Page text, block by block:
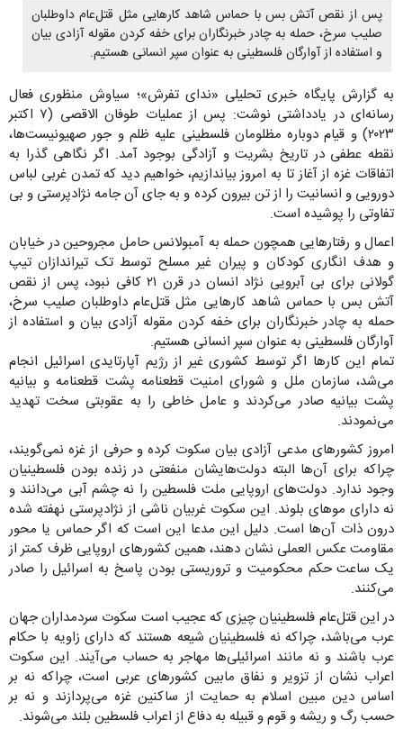
پس از نقص آتش بس با حماس شاهد کارهایی مثل قتل‌عام داوطلبان
صلیب سرخ، حمله به چادر خبرنگاران برای خفه کردن مقوله آزادی بیان
و استفاده از آوارگان فلسطینی به عنوان سپر انسانی هستیم.
به گزارش پایگاه خبری تحلیلی «ندای تفرش»؛ سیاوش منظوری فعال
رسانه‌ای در یادداشتی نوشت: پس از عملیات طوفان الاقصی (۷ اکتبر
۲۰۲۳) و قیام دوباره مظلومان فلسطینی علیه ظلم و جور صهیونیست‌ها،
نقطه عطفی در تاریخ بشریت و آزادگی بوجود آمد. اگر نگاهی گذرا به
اتفاقات غزه از آغاز تا به امروز بیاندازیم، خواهیم دید که تمدن غربی لباس
دورویی و انسانیت را از تن بیرون کرده و به جای آن جامه نژادپرستی و بی
تفاوتی را پوشیده است.
اعمال و رفتارهایی همچون حمله به آمبولانس حامل مجروحین در خیابان
و هدف انگاری کودکان و پیران غیر مسلح توسط تک تیراندازان تیپ
گولانی برای بی آبرویی نژاد انسان در قرن ۲۱ کافی نبود، پس از نقص
آتش بس با حماس شاهد کارهایی مثل قتل‌عام داوطلبان صلیب سرخ،
حمله به چادر خبرنگاران برای خفه کردن مقوله آزادی بیان و استفاده از
آوارگان فلسطینی به عنوان سپر انسانی هستیم.
تمام این کارها اگر توسط کشوری غیر از رژیم آپارتایدی اسرائیل انجام
می‌شد، سازمان ملل و شورای امنیت قطعنامه پشت قطعنامه و بیانیه
پشت بیانیه صادر می‌کردند و عامل خاطی را به عقوبتی سخت تهدید
می‌نمودند.
امروز کشورهای مدعی آزادی بیان سکوت کرده و حرفی از غزه نمی‌گویند،
چراکه برای آن‌ها البته دولت‌هایشان منفعتی در زنده بودن فلسطینیان
وجود ندارد. دولت‌های اروپایی ملت فلسطین را نه چشم آبی می‌دانند و
نه دارای موهای بلوند. این سکوت غربیان ناشی از نژادپرستی نهفته شده
درون ذات آن‌ها است. دلیل این مدعا این است که اگر حماس یا محور
مقاومت عکس العملی نشان دهند، همین کشورهای اروپایی ظرف کمتر از
یک ساعت حکم محکومیت و تروریستی بودن پاسخ به اسرائیل را صادر
می‌کنند.
در این قتل‌عام فلسطینیان چیزی که عجیب است سکوت سردمداران جهان
عرب می‌باشد، چراکه نه فلسطینیان شیعه هستند که دارای زاویه با حکام
عرب باشند و نه مانند اسرائیلی‌ها مهاجر به حساب می‌آیند. این سکوت
اعراب نشان از تزویر و نفاق مابین کشورهای عربی است، چراکه نه بر
اساس دین مبین اسلام به حمایت از ساکنین غزه می‌پردازند و نه بر
حسب رگ و ریشه و قوم و قبیله به دفاع از اعراب فلسطین بلند می‌شوند.